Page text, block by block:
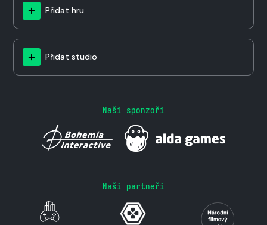
Přidat hru
Přidat studio
Naši sponzoři
Naši partneři